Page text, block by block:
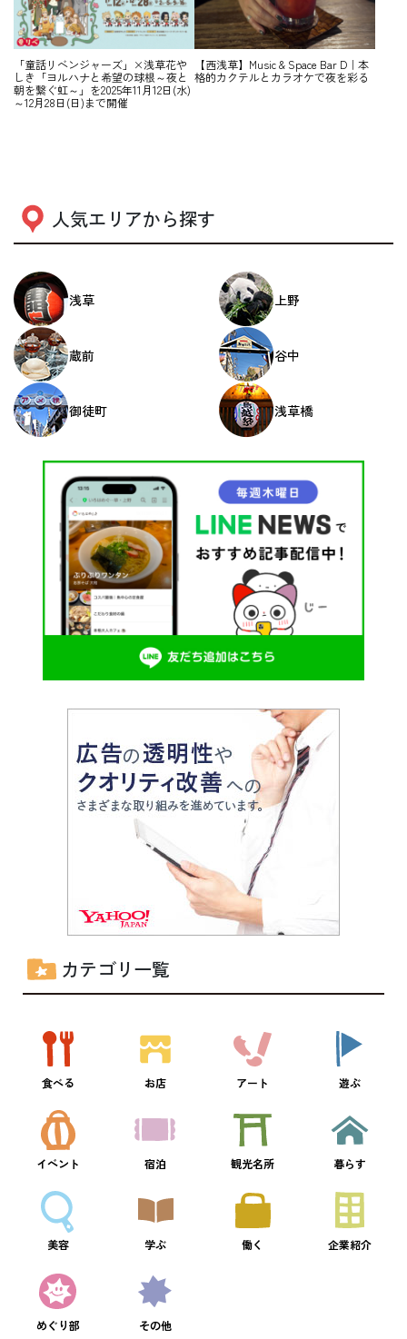
「童話リベンジャーズ」×浅草花や
しき「ヨルハナと希望の球根～夜と
朝を繋ぐ虹～」を2025年11月12日(水)
～12月28日(日)まで開催
【西浅草】Music & Space Bar D｜本
格的カクテルとカラオケで夜を彩る
人気エリアから探す
浅草 上野
蔵前 谷中
御徒町 浅草橋
カテゴリ一覧
食べる お店 アート 遊ぶ
イベント 宿泊 観光名所 暮らす
美容 学ぶ 働く 企業紹介
めぐり部 その他